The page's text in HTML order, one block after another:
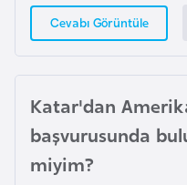
Cevabı Görüntüle
Katar'dan
başvurusunda
miyim?
s
v
i
ç
r
e